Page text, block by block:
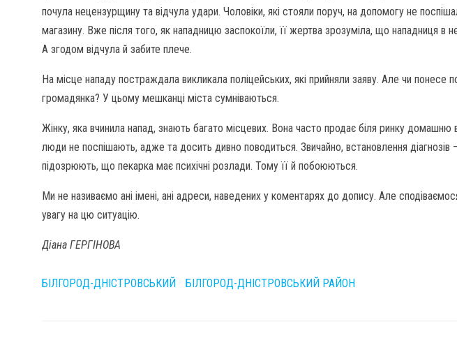
почула нецензурщину та відчула удари. Чоловіки, які стояли поруч, на допомогу не
магазину. Вже після того, як нападницю заспокоїли, її жертва зрозуміла, що нападниця в
А згодом відчула й забите плече.
На місце нападу постраждала викликала поліцейських, які прийняли заяву. Але чи понесе
громадянка? У цьому мешканці міста сумніваються.
Жінку, яка вчинила напад, знають багато місцевих. Вона часто продає біля ринку домашню
люди не поспішають, адже та досить дивно поводиться. Звичайно, встановлення
підозрюють, що пекарка має психічні розлади. Тому її й побоюються.
Ми не називаємо ані імені, ані адреси, наведених у коментарях до допису. Але
увагу на цю ситуацію.
Діана ГЕРГІНОВА
БІЛГОРОД-ДНІСТРОВСЬКИЙ БІЛГОРОД-ДНІСТРОВСЬКИЙ РАЙОН